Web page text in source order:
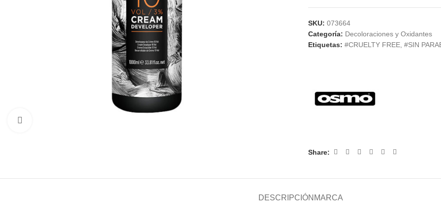
SKU: 073664
Categoría: Decoloraciones y Oxidantes
Etiquetas: #CRUELTY FREE, #SIN
Share:
DESCRIPCIÓN MARCA